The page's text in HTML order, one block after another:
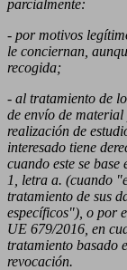
parcialmente:
- por motivos
le conciernan,
recogida;
- al tratamiento de
de envío de
realización de
interesado tiene
cuando este se
1, letra a. (cuando
tratamiento de sus
específicos"), o por
UE 679/2016, en
tratamiento basado
revocación.